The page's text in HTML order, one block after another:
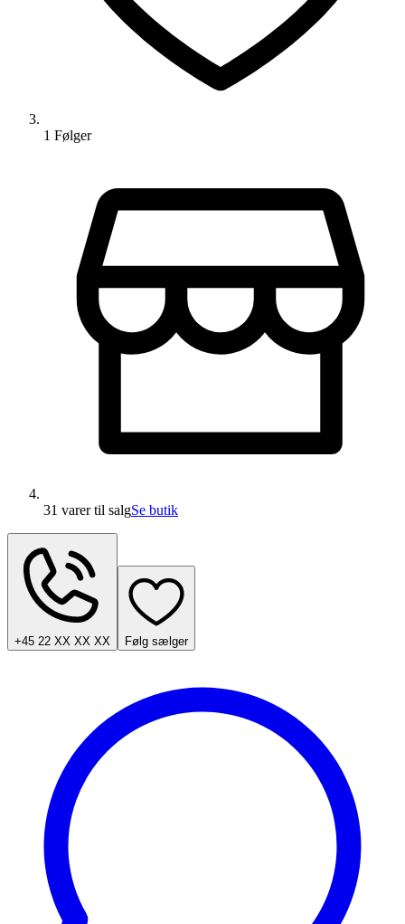
1 Følger
31 varertil salgSe butik
+45 22 XX XX XX Følg sælger